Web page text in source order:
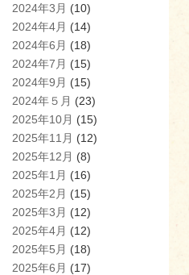
2024年3月 (10)
2024年4月 (14)
2024年6月 (18)
2024年7月 (15)
2024年9月 (15)
2024年５月 (23)
2025年10月 (15)
2025年11月 (12)
2025年12月 (8)
2025年1月 (16)
2025年2月 (15)
2025年3月 (12)
2025年4月 (12)
2025年5月 (18)
2025年6月 (17)